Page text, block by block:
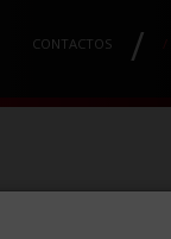
CONTACTOS / /